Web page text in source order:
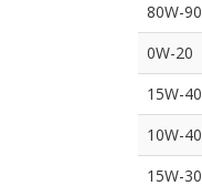
80W-90
0W-20
15W-40
10W-40
15W-30